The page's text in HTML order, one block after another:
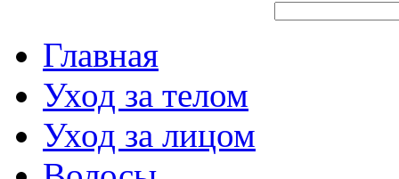
Главная
Уход за телом
Уход за лицом